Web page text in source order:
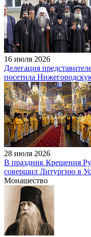
16 июля 2026
Делегация
посетила
28 июля 2026
В праздник Крещения
совершил Литургию в
Монашество